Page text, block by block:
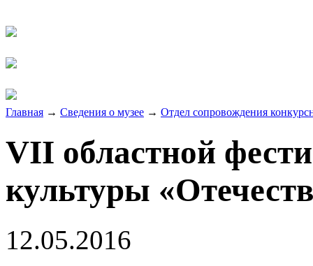
Главная → Сведения о музее → Отдел сопровождения
VII областной
культуры
12.05.2016